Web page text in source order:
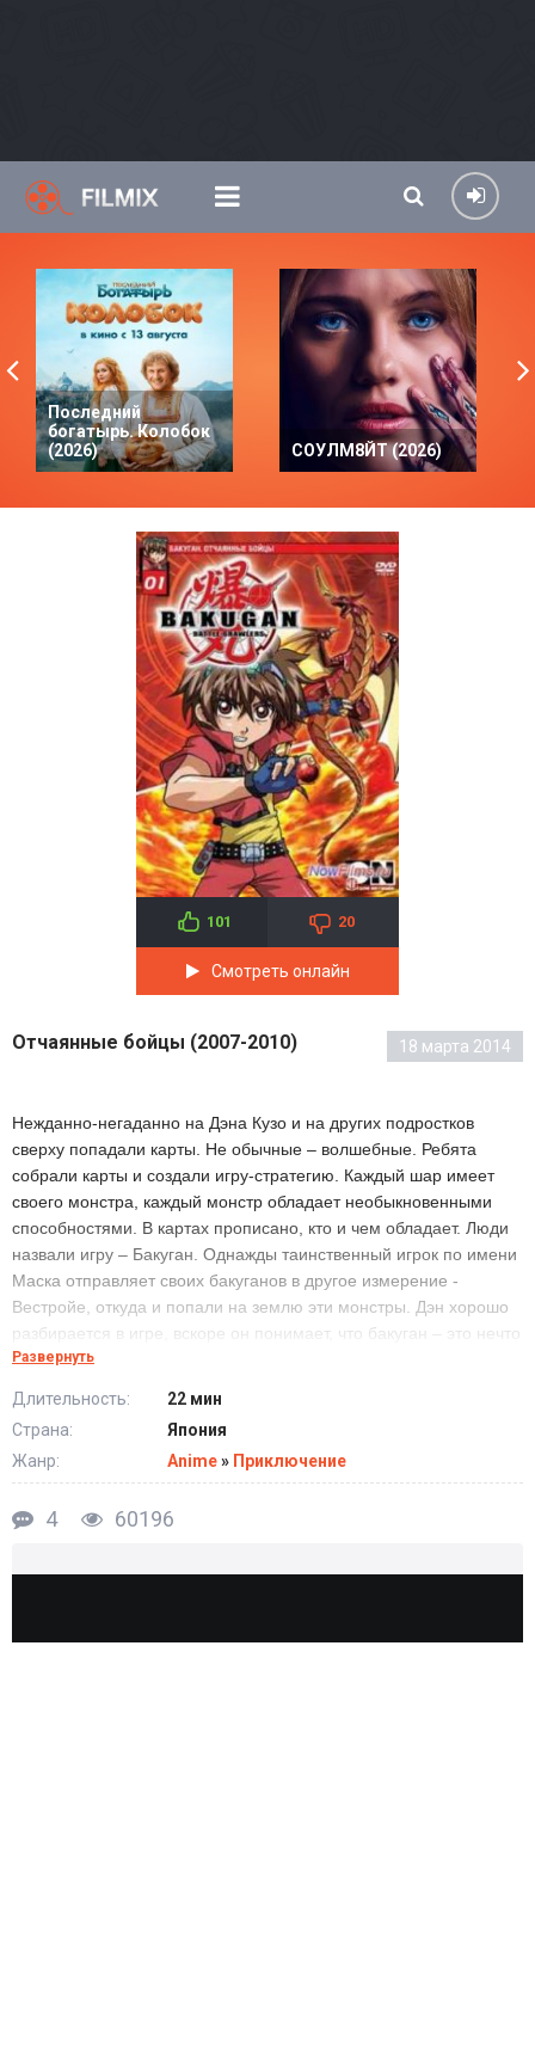
Последний
богатырь. Колобок
(2026)
СОУЛМ8ЙТ (2026)
101 20
Смотреть онлайн
Отчаянные бойцы (2007-2010) 18 марта 2014
Нежданно-негаданно на Дэна Кузо и на других подростков
сверху попадали карты. Не обычные – волшебные. Ребята
собрали карты и создали игру-стратегию. Каждый шар имеет
своего монстра, каждый монстр обладает необыкновенными
способностями. В картах прописано, кто и чем обладает. Люди
назвали игру – Бакуган. Однажды таинственный игрок по имени
Маска отправляет своих бакуганов в другое измерение -
Вестройе, откуда и попали на землю эти монстры. Дэн хорошо
разбирается в игре, вскоре он понимает, что бакуган – это нечто
большее, чем просто развлечение. Маска нанимает
кто-то при помощи игры пытается захватить власть не только в
Вестройе, но и на планете Земля.
Развернуть
Длительность:
22 мин
Страна:
Япония
Жанр:
Anime» Приключение
4 60196